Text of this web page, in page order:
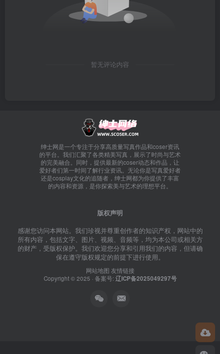
暂无评论内容
绅士网是一个专注于分享高质量写真作品和coser资讯
的平台。我们汇聚了各类精美写真，展示了时尚与艺术
的完美融合。同时，提供最新的coser动态和作品，让
爱好者们第一时间了解行业资讯。无论你是写真爱好者
还是cosplay文化的追随者，绅士网都为你提供了丰富
的内容和资源，是你探索美与艺术的理想平台。
版权声明
感谢您访问本网站。我们珍视并尊重创作者的知识产权，网站中的
所有内容，包括文字、图片、视频、音频等，均为本公司或相关方
的财产，受版权保护。我们欢迎您分享和引用我们的内容，但请确
保在遵守版权规定的前提下进行使用。
网站地图 友情链接
Copyright © 2025 · 备案号: 辽ICP备2025049297号